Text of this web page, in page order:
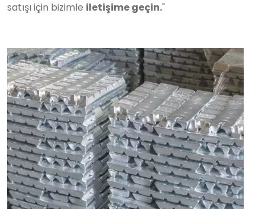
satışı için bizimle iletişime geçin."